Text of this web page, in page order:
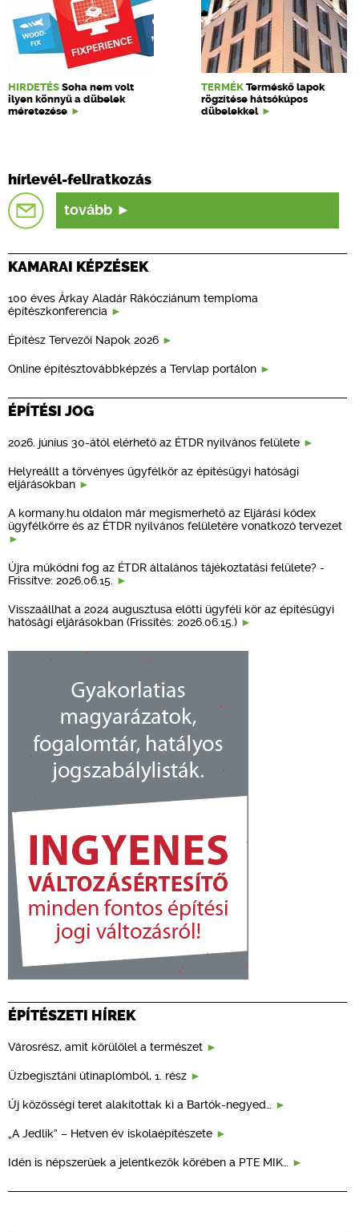
HIRDETÉS Soha nem volt
ilyen könnyű a dübelek
méretezése
TERMÉK Terméskő lapok
rögzítése hátsókúpos
dübelekkel
hírlevél-feliratkozás
tovább
KAMARAI KÉPZÉSEK
100 éves Árkay Aladár Rákócziánum temploma
építészkonferencia
Építész Tervezői Napok 2026
Online építésztovábbképzés a Tervlap portálon
ÉPÍTÉSI JOG
2026. június 30-ától elérhető az ÉTDR nyilvános felülete
Helyreállt a törvényes ügyfélkör az építésügyi hatósági
eljárásokban
A kormany.hu oldalon már megismerhető az Eljárási kódex
ügyfélkörre és az ÉTDR nyilvános felületére vonatkozó tervezet
Újra működni fog az ÉTDR általános tájékoztatási felülete? -
Frissítve: 2026.06.15.
Visszaállhat a 2024 augusztusa előtti ügyféli kör az építésügyi
hatósági eljárásokban (Frissítés: 2026.06.15.)
ÉPÍTÉSZETI HÍREK
Városrész, amit körülölel a természet
Üzbegisztáni útinaplómból, 1. rész
Új közösségi teret alakítottak ki a Bartók-negyed…
„A Jedlik” – Hetven év iskolaépítészete
Idén is népszerűek a jelentkezők körében a PTE MIK…